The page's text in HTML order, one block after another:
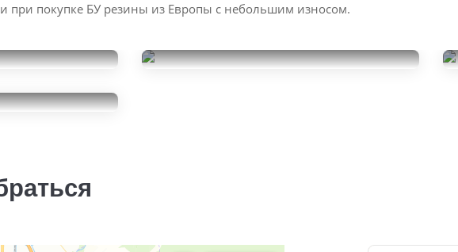
при покупке БУ резины из Европы с небольшим износом.
2 шт.